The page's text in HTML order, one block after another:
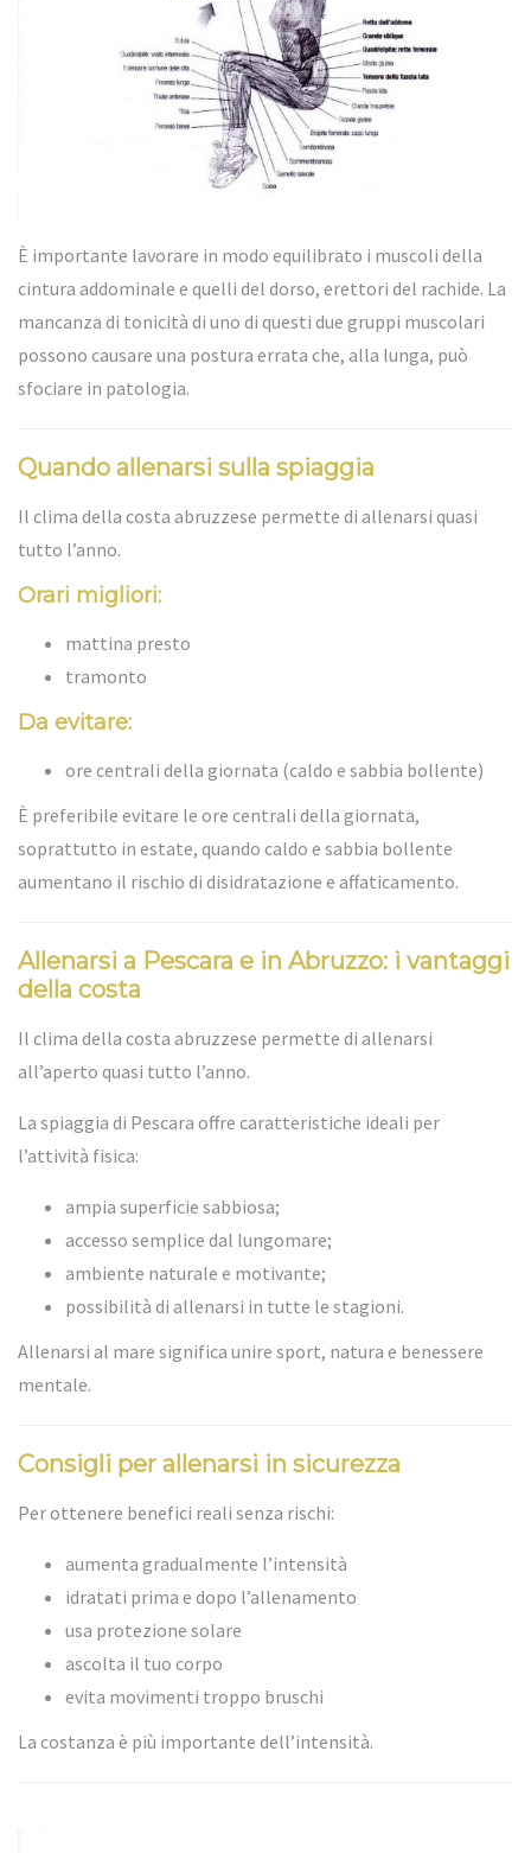
È importante lavorare in modo equilibrato i muscoli della
cintura addominale e quelli del dorso, erettori del rachide. La
mancanza di tonicità di uno di questi due gruppi muscolari
possono causare una postura errata che, alla lunga, può
sfociare in patologia.
Quando allenarsi sulla spiaggia
Il clima della costa abruzzese permette di allenarsi quasi
tutto l’anno.
Orari migliori:
mattina presto
tramonto
Da evitare:
ore centrali della giornata (caldo e sabbia bollente)
È preferibile evitare le ore centrali della giornata,
soprattutto in estate, quando caldo e sabbia bollente
aumentano il rischio di disidratazione e affaticamento.
Allenarsi a Pescara e in Abruzzo: i vantaggi
della costa
Il clima della costa abruzzese permette di allenarsi
all’aperto quasi tutto l’anno.
La spiaggia di Pescara offre caratteristiche ideali per
l’attività fisica:
ampia superficie sabbiosa;
accesso semplice dal lungomare;
ambiente naturale e motivante;
possibilità di allenarsi in tutte le stagioni.
Allenarsi al mare significa unire sport, natura e benessere
mentale.
Consigli per allenarsi in sicurezza
Per ottenere benefici reali senza rischi:
aumenta gradualmente l’intensità
idratati prima e dopo l’allenamento
usa protezione solare
ascolta il tuo corpo
evita movimenti troppo bruschi
La costanza è più importante dell’intensità.